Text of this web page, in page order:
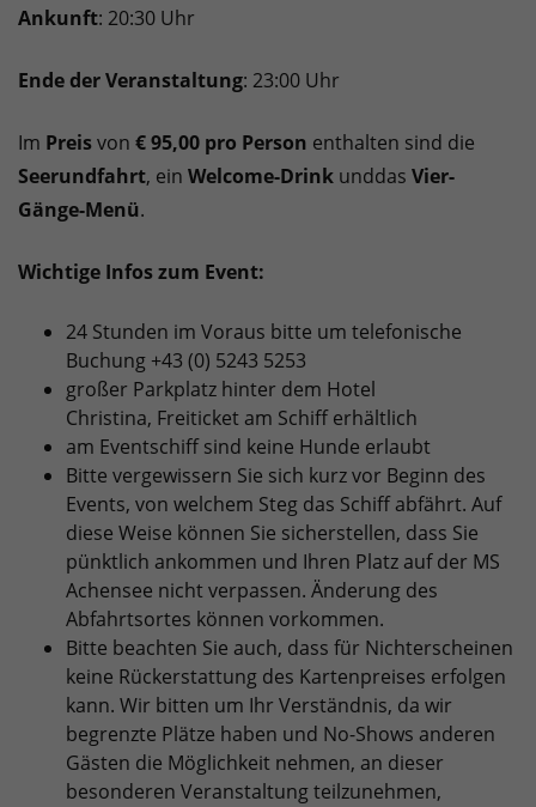
Ankunft: 20:30 Uhr
Ende der Veranstaltung: 23:00 Uhr
Im Preisvon € 95,00 pro Person enthalten sind die
Seerundfahrt, ein Welcome-Drink unddas Vier-
Gänge-Menü.
Wichtige Infos zum Event:
24 Stunden im Voraus bitte um telefonische
Buchung +43 (0) 5243 5253
großer Parkplatz hinter dem Hotel
Christina, Freiticket am Schiff erhältlich
am Eventschiff sind keine Hunde erlaubt
Bitte vergewissern Sie sich kurz vor Beginn des
Events, von welchem Steg das Schiff abfährt. Auf
diese Weise können Sie sicherstellen, dass Sie
pünktlich ankommen und Ihren Platz auf der MS
Achensee nicht verpassen. Änderung des
Abfahrtsortes können vorkommen.
Bitte beachten Sie auch, dass für Nichterscheinen
keine Rückerstattung des Kartenpreises erfolgen
kann. Wir bitten um Ihr Verständnis, da wir
begrenzte Plätze haben und No-Shows anderen
Gästen die Möglichkeit nehmen, an dieser
besonderen Veranstaltung teilzunehmen,